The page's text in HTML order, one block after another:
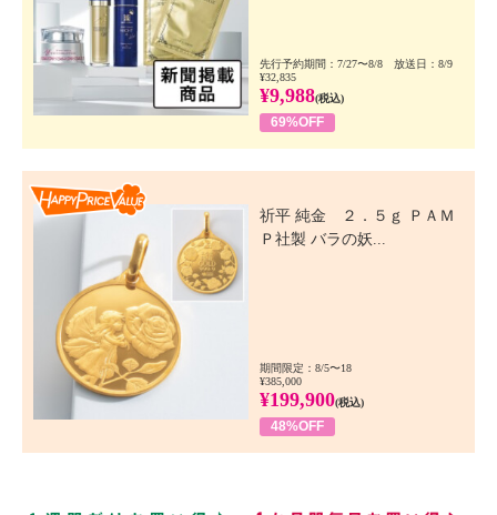
先行予約期間：7/27〜8/8 放送日：8/9
¥32,835
¥9,988(税込)
69%OFF
祈平 純金 ２．５ｇ ＰＡＭ
Ｐ社製 バラの妖...
期間限定：8/5〜18
¥385,000
¥199,900(税込)
48%OFF